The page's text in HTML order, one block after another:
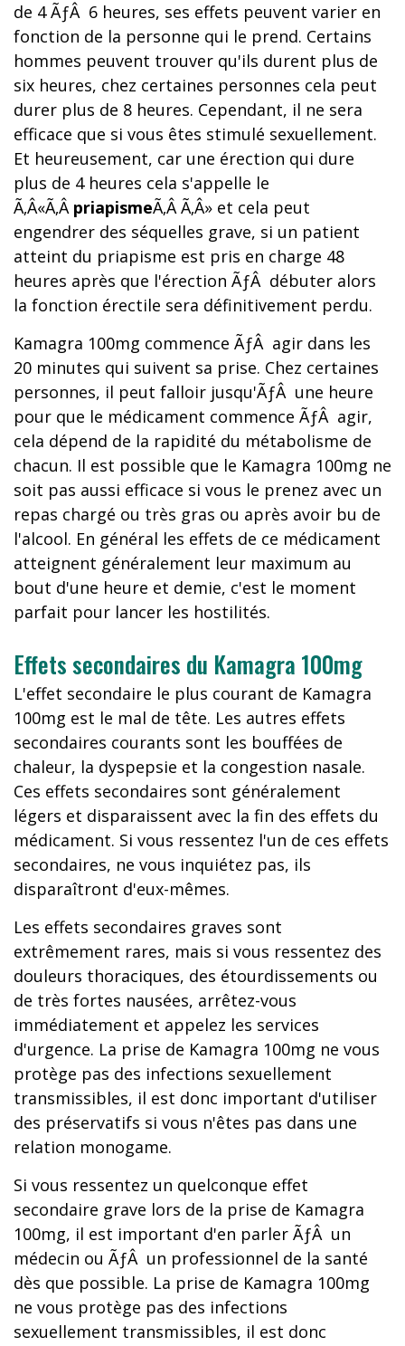
de 4 ÃƒÂ 6 heures, ses effets peuvent varier en
fonction de la personne qui le prend. Certains
hommes peuvent trouver qu'ils durent plus de
six heures, chez certaines personnes cela peut
durer plus de 8 heures. Cependant, il ne sera
efficace que si vous êtes stimulé sexuellement.
Et heureusement, car une érection qui dure
plus de 4 heures cela s'appelle le
Ã‚Â«Ã‚Â priapismeÃ‚Â Ã‚Â» et cela peut
engendrer des séquelles grave, si un patient
atteint du priapisme est pris en charge 48
heures après que l'érection ÃƒÂ débuter alors
la fonction érectile sera définitivement perdu.
Kamagra 100mg commence ÃƒÂ agir dans les
20 minutes qui suivent sa prise. Chez certaines
personnes, il peut falloir jusqu'ÃƒÂ une heure
pour que le médicament commence ÃƒÂ agir,
cela dépend de la rapidité du métabolisme de
chacun. Il est possible que le Kamagra 100mg ne
soit pas aussi efficace si vous le prenez avec un
repas chargé ou très gras ou après avoir bu de
l'alcool. En général les effets de ce médicament
atteignent généralement leur maximum au
bout d'une heure et demie, c'est le moment
parfait pour lancer les hostilités.
Effets secondaires du Kamagra 100mg
L'effet secondaire le plus courant de Kamagra
100mg est le mal de tête. Les autres effets
secondaires courants sont les bouffées de
chaleur, la dyspepsie et la congestion nasale.
Ces effets secondaires sont généralement
légers et disparaissent avec la fin des effets du
médicament. Si vous ressentez l'un de ces effets
secondaires, ne vous inquiétez pas, ils
disparaîtront d'eux-mêmes.
Les effets secondaires graves sont
extrêmement rares, mais si vous ressentez des
douleurs thoraciques, des étourdissements ou
de très fortes nausées, arrêtez-vous
immédiatement et appelez les services
d'urgence. La prise de Kamagra 100mg ne vous
protège pas des infections sexuellement
transmissibles, il est donc important d'utiliser
des préservatifs si vous n'êtes pas dans une
relation monogame.
Si vous ressentez un quelconque effet
secondaire grave lors de la prise de Kamagra
100mg, il est important d'en parler ÃƒÂ un
médecin ou ÃƒÂ un professionnel de la santé
dès que possible. La prise de Kamagra 100mg
ne vous protège pas des infections
sexuellement transmissibles, il est donc